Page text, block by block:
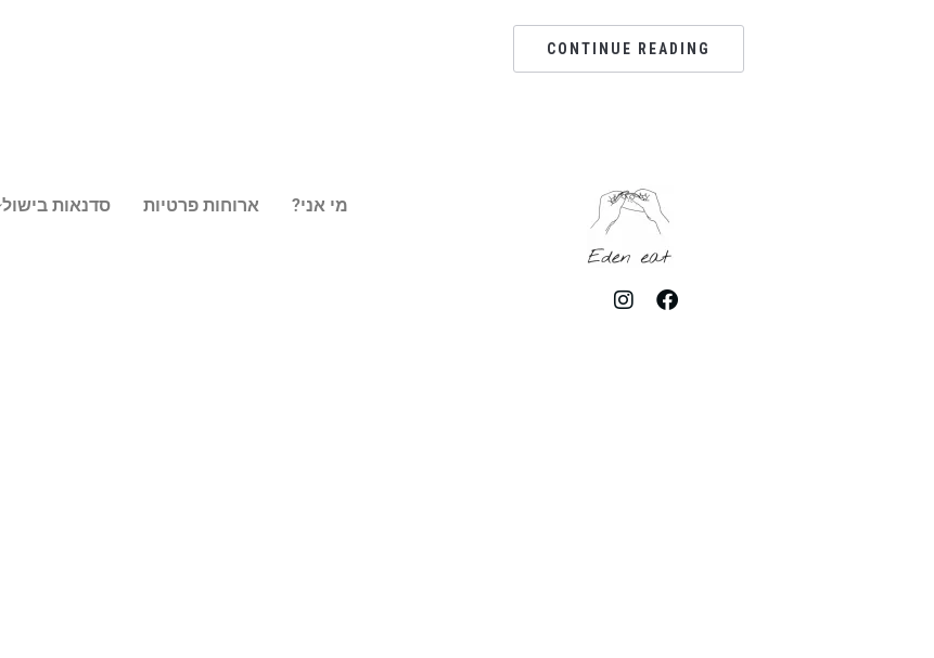
CONTINUE READING
מי אני? ארוחות פרטיות סדנאות בישול